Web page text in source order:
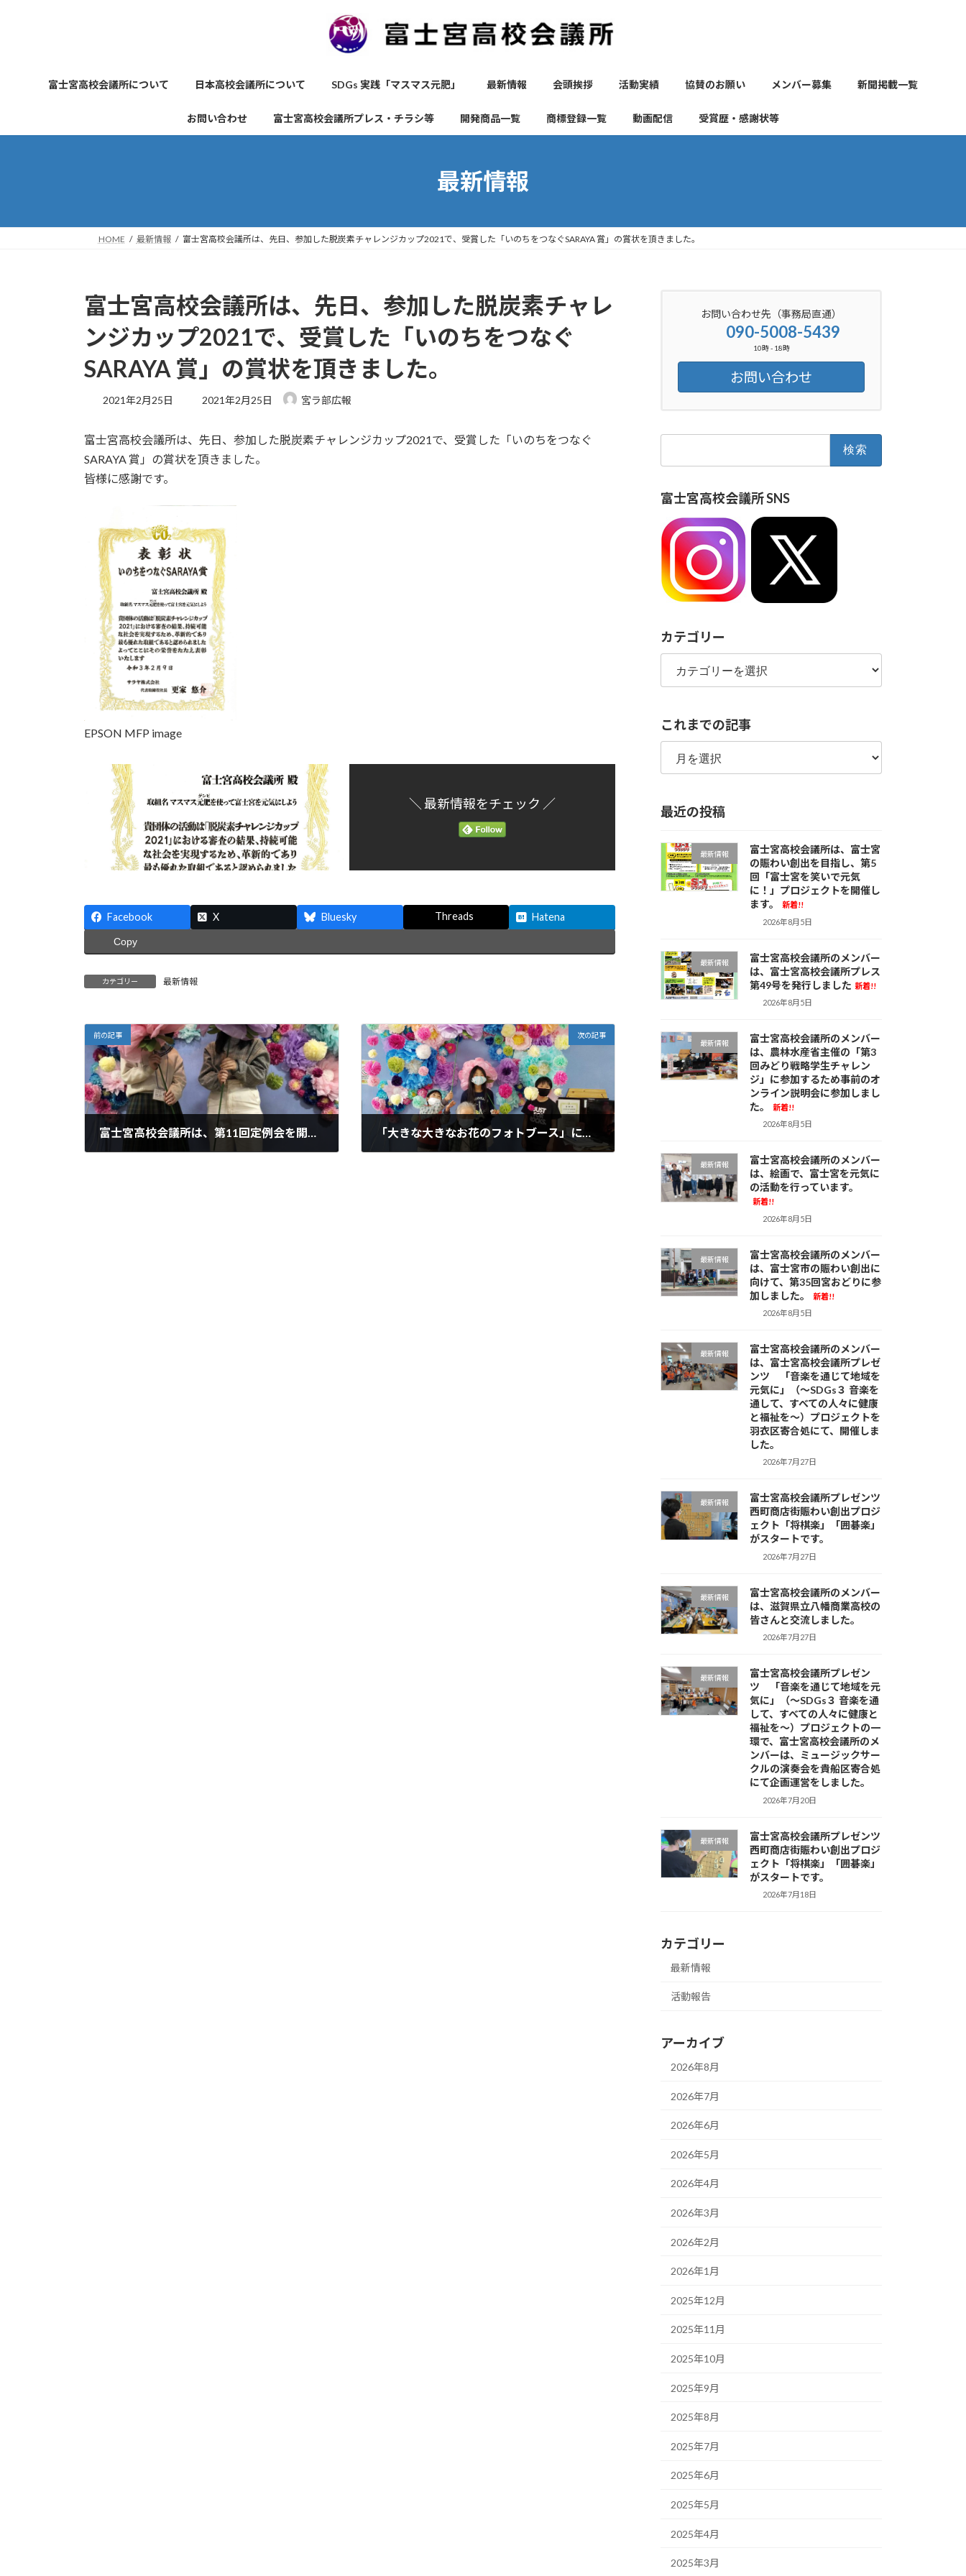
富士宮高校会議所について 日本高校会議所について SDGs 実践「マスマス元肥」 最新情報 会頭挨拶 活動実績 協賛のお願い メンバー募集 新聞掲載一覧
お問い合わせ 富士宮高校会議所プレス・チラシ等 開発商品一覧 商標登録一覧 動画配信 受賞歴・感謝状等
最新情報
HOME 最新情報 富士宮高校会議所は、先日、参加した脱炭素チャレンジカップ2021で、受賞した「いのちをつなぐSARAYA 賞」の賞状を頂きました。
富士宮高校会議所は、先日、参加した脱炭素チャレ
ンジカップ2021で、受賞した「いのちをつなぐ
SARAYA 賞」の賞状を頂きました。
2021年2月25日
最
新
日
時
2021年2月25日 宮ラ部広報
富士宮高校会議所は、先日、参加した脱炭素チャレンジカップ2021で、受賞した「いのちをつなぐ
SARAYA 賞」の賞状を頂きました。
皆様に感謝です。
EPSON MFP image
＼ 最新情報をチェック ／
Facebook X Bluesky Threads Hatena
Copy
カテゴリー 最新情報
前の記事
富士宮高校会議所は、第11回定例会を開催しました。
次の記事
「大きな大きなお花のフォトブース」にて、囲碁、将棋、折り紙を楽しみました。
お問い合わせ先（事務局直通）
090-5008-5439
10時 - 18時
お問い合わせ
富士宮高校会議所 SNS
カテゴリー
カ
ゴ
ー
これまでの記事
こ
ま
の
事
最近の投稿
最新情報
富士宮高校会議所は、富士宮
の賑わい創出を目指し、第5
回「富士宮を笑いで元気
に！」プロジェクトを開催し
ます。
新着!!
2026年8月5日
最新情報
富士宮高校会議所のメンバー
は、富士宮高校会議所プレス
第49号を発行しました 新着!!
2026年8月5日
最新情報
富士宮高校会議所のメンバー
は、農林水産省主催の「第3
回みどり戦略学生チャレン
ジ」に参加するため事前のオ
ンライン説明会に参加しまし
た。
新着!!
2026年8月5日
最新情報
富士宮高校会議所のメンバー
は、絵画で、富士宮を元気に
の活動を行っています。
新着!!
2026年8月5日
最新情報
富士宮高校会議所のメンバー
は、富士宮市の賑わい創出に
向けて、第35回宮おどりに参
加しました。
新着!!
2026年8月5日
最新情報
富士宮高校会議所のメンバー
は、富士宮高校会議所プレゼ
ンツ 「音楽を通じて地域を
元気に」（～SDGs３ 音楽を
通して、すべての人々に健康
と福祉を～）プロジェクトを
羽衣区寄合処にて、開催しま
した。
2026年7月27日
最新情報
富士宮高校会議所プレゼンツ
西町商店街賑わい創出プロジ
ェクト「将棋楽」「囲碁楽」
がスタートです。
2026年7月27日
最新情報
富士宮高校会議所のメンバー
は、滋賀県立八幡商業高校の
皆さんと交流しました。
2026年7月27日
最新情報
富士宮高校会議所プレゼン
ツ 「音楽を通じて地域を元
気に」（～SDGs３ 音楽を通
して、すべての人々に健康と
福祉を～）プロジェクトの一
環で、富士宮高校会議所のメ
ンバーは、ミュージックサー
クルの演奏会を貴船区寄合処
にて企画運営をしました。
2026年7月20日
最新情報
富士宮高校会議所プレゼンツ
西町商店街賑わい創出プロジ
ェクト「将棋楽」「囲碁楽」
がスタートです。
2026年7月18日
カテゴリー
最新情報
活動報告
アーカイブ
2026年8月
2026年7月
2026年6月
2026年5月
2026年4月
2026年3月
2026年2月
2026年1月
2025年12月
2025年11月
2025年10月
2025年9月
2025年8月
2025年7月
2025年6月
2025年5月
2025年4月
2025年3月